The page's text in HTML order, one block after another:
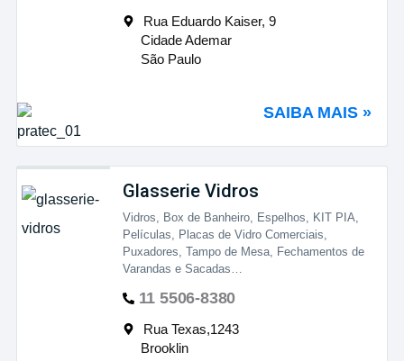
Rua Eduardo Kaiser, 9
Cidade Ademar
São Paulo
SAIBA MAIS »
Glasserie Vidros
Vidros, Box de Banheiro, Espelhos, KIT PIA,
Películas, Placas de Vidro Comerciais,
Puxadores, Tampo de Mesa, Fechamentos de
Varandas e Sacadas…
11 5506-8380
Rua Texas,1243
Brooklin